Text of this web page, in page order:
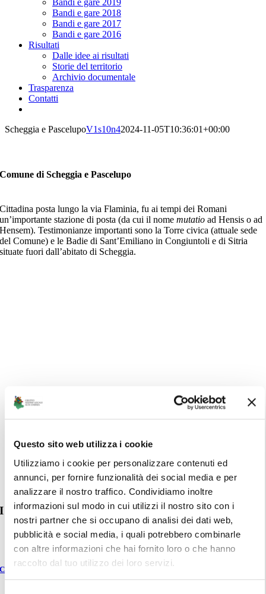
Questo sito web utilizza i cookie
Utilizziamo i cookie per personalizzare contenuti ed
annunci, per fornire funzionalità dei social media e per
analizzare il nostro traffico. Condividiamo inoltre
informazioni sul modo in cui utilizzi il nostro sito con i
nostri partner che si occupano di analisi dei dati web,
pubblicità e social media, i quali potrebbero combinarle
con altre informazioni che hai fornito loro o che hanno
raccolto dal tuo utilizzo dei loro servizi.
Bandi e gare 2019
Bandi e gare 2018
Bandi e gare 2017
Bandi e gare 2016
Risultati
Dalle idee ai risultati
Storie del territorio
Archivio documentale
Trasparenza
Contatti
Scheggia e PascelupoV1s10n42024-11-05T10:36:01+00:00
Comune di Scheggia e Pascelupo
Cittadina posta lungo la via Flaminia, fu ai tempi dei Romani
un’importante stazione di posta (da cui il nomemutatio ad Hensis o ad
Hensem). Testimonianze importanti sono la Torre civica (attuale sede
del Comune) e le Badie di Sant’Emiliano in Congiuntoli e di Sitria
situate fuori dall’abitato di Scheggia.
I Comuni del territorio dell’Alta Umbria
Citerna